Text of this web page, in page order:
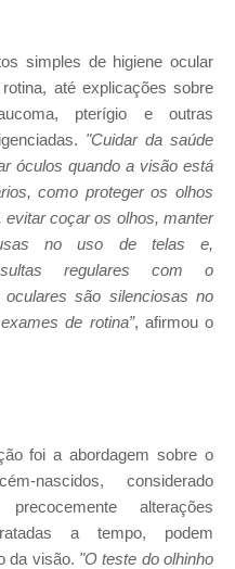
simples de higiene ocular
até explicações sobre
pterígio e outras
"Cuidar da saúde
óculos quando a visão está
como proteger os olhos
coçar os olhos, manter
no uso de telas e,
regulares com o
são silenciosas no
de rotina”, afirmou o
foi a abordagem sobre o
nascidos, considerado
alterações
a tempo, podem
da visão. "O teste do olhinho